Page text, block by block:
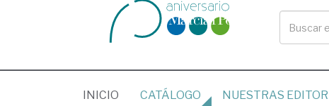
INICIO (CURRENT)
CATÁLOGO NUESTRAS